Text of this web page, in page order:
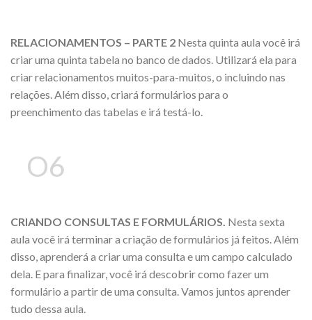
RELACIONAMENTOS – PARTE 2 Nesta quinta aula você irá
criar uma quinta tabela no banco de dados. Utilizará ela para
criar relacionamentos muitos-para-muitos, o incluindo nas
relações. Além disso, criará formulários para o
preenchimento das tabelas e irá testá-lo.
O6
CRIANDO CONSULTAS E FORMULÁRIOS. Nesta sexta
aula você irá terminar a criação de formulários já feitos. Além
disso, aprenderá a criar uma consulta e um campo calculado
dela. E para finalizar, você irá descobrir como fazer um
formulário a partir de uma consulta. Vamos juntos aprender
tudo dessa aula.